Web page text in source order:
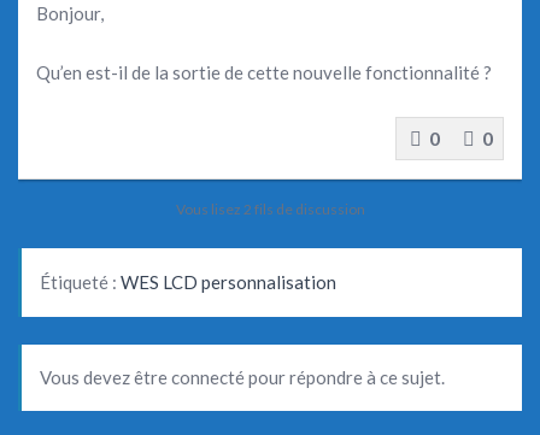
Bonjour,
Qu’en est-il de la sortie de cette nouvelle fonctionnalité ?
0 0
Vous lisez 2 fils de discussion
Étiqueté : WES LCD personnalisation
Vous devez être connecté pour répondre à ce sujet.